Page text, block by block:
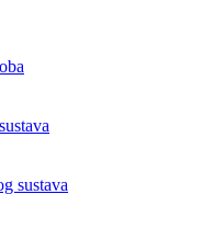
sustava